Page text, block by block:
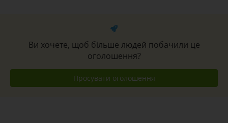
Ви хочете, щоб більше людей побачили це
оголошення?
Просувати оголошення